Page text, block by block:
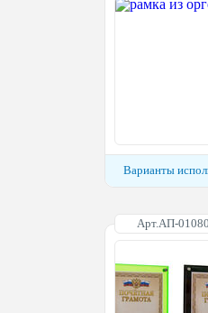
Варианты
Арт.АП-